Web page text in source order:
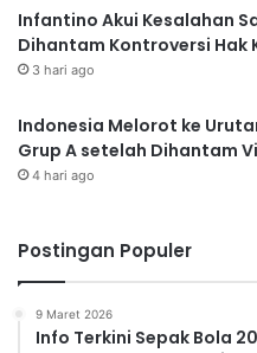
Infantino Akui Kesalahan
Dihantam Kontroversi Hak
3 hari ago
Indonesia Melorot ke
Grup A setelah Dihantam
4 hari ago
Postingan Populer
9 Maret 2026
Info Terkini Sepak Bola